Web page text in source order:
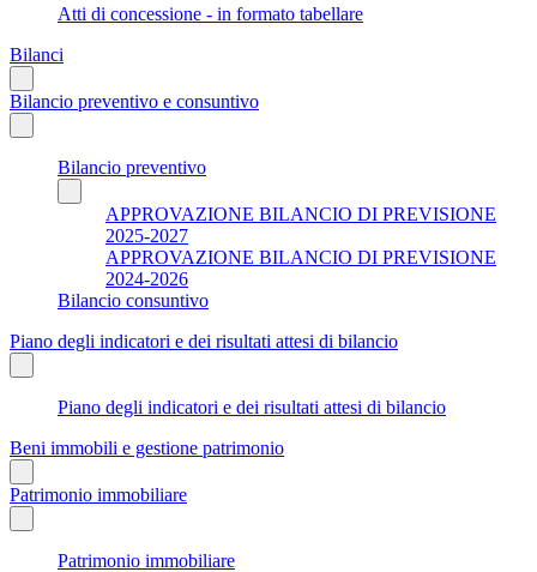
Atti di concessione - in formato tabellare
Bilanci
Bilancio preventivo e consuntivo
Bilancio preventivo
APPROVAZIONE BILANCIO DI PREVISIONE
2025-2027
APPROVAZIONE BILANCIO DI PREVISIONE
2024-2026
Bilancio consuntivo
Piano degli indicatori e dei risultati attesi di bilancio
Piano degli indicatori e dei risultati attesi di bilancio
Beni immobili e gestione patrimonio
Patrimonio immobiliare
Patrimonio immobiliare